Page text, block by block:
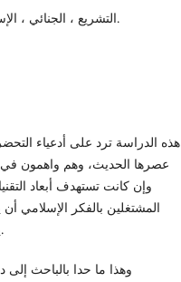
التشريع ، الجنائي ، الإسلامي ، مصادر التشريع ، الصحوة الدينية.
هذه الدراسة ترد على أدعياء
عصرها الحديث، وهم واهمون في
وإن كانت تستهدف أبعاد
المشتغلين بالفكر الإسلامي
يمكنهم أن يدحضوا كل هذه الافتراءات بالحجة والدليل.